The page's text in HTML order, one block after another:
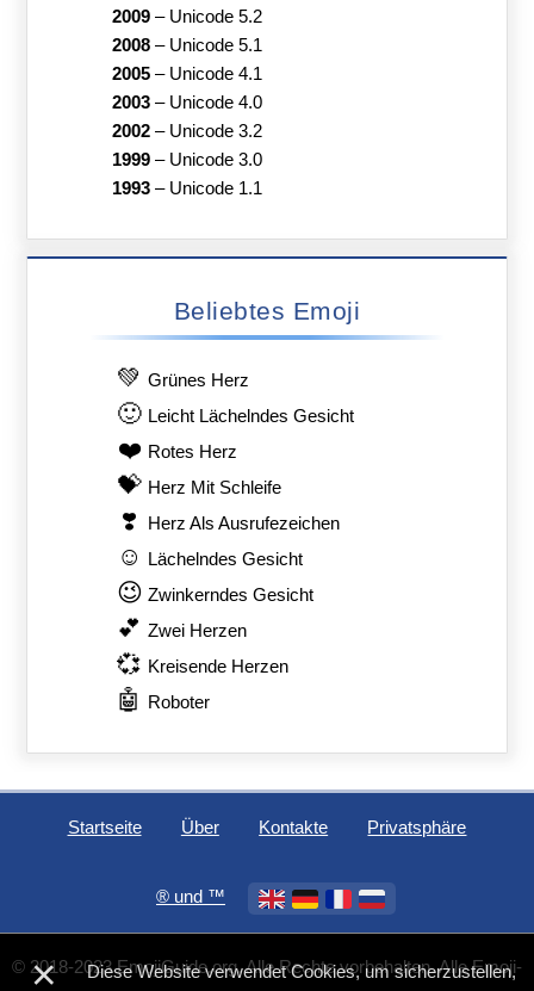
2009– Unicode 5.2
2008– Unicode 5.1
2005– Unicode 4.1
2003– Unicode 4.0
2002– Unicode 3.2
1999– Unicode 3.0
1993– Unicode 1.1
Beliebtes Emoji
💚 Grünes Herz
🙂 Leicht Lächelndes Gesicht
❤️ Rotes Herz
💝 Herz Mit Schleife
❣️ Herz Als Ausrufezeichen
☺️ Lächelndes Gesicht
😉 Zwinkerndes Gesicht
💕 Zwei Herzen
💞 Kreisende Herzen
🤖 Roboter
Startseite Über Kontakte Privatsphäre
®️ und ™
© 2018-2023 EmojiGuide.org. Alle Rechte vorbehalten. Alle Emoji-
×
Diese Website verwendet Cookies, um sicherzustellen,